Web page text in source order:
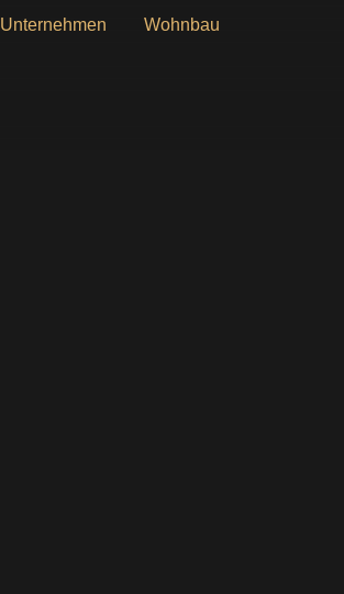
Unternehmen Wohnbau